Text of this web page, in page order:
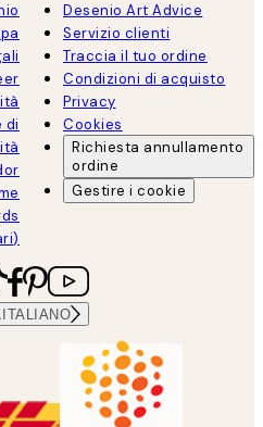
di
Desenio Art Advice
Servizio clienti
Traccia il tuo ordine
Condizioni di acquisto
Privacy
Cookies
Richiesta annullamento
ordine
Gestire i cookie
ITALIANO